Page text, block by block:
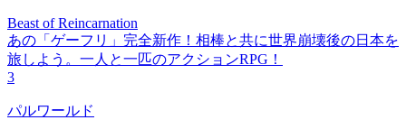
Beast of Reincarnation
あの「ゲーフリ」完全新作！相棒と共に世界崩壊後の日本を
旅しよう。一人と一匹のアクションRPG！
3
パルワールド